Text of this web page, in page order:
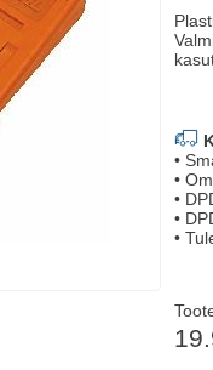
•
•
•
•
•